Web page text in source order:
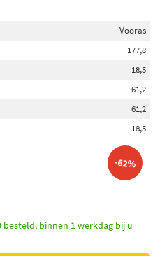
Vooras
177,8
18,5
61,2
61,2
18,5
-62%
besteld, binnen 1 werkdag bij u